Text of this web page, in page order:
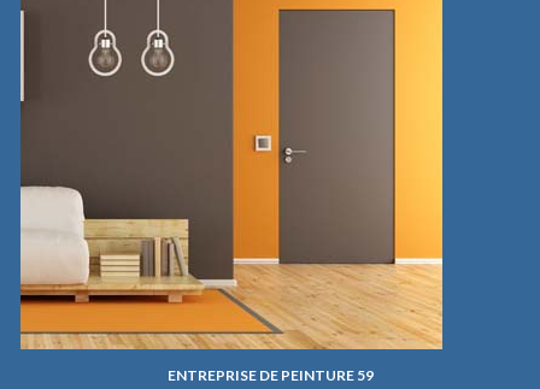
ENTREPRISE DE PEINTURE 59